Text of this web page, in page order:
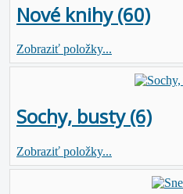
Nové knihy (60)
Zobraziť položky...
Sochy, busty (6)
Zobraziť položky...